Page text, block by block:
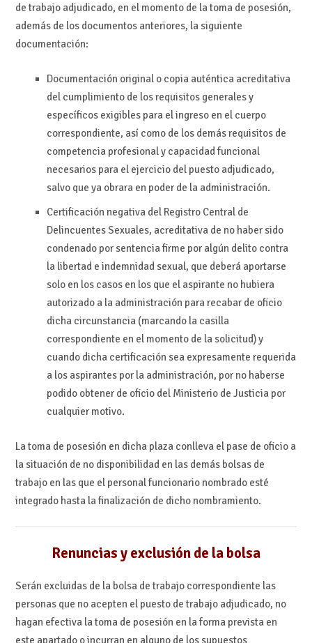
de trabajo adjudicado, en el momento de la toma de posesión,
además de los documentos anteriores, la siguiente
documentación:
Documentación original o copia auténtica acreditativa
del cumplimiento de los requisitos generales y
específicos exigibles para el ingreso en el cuerpo
correspondiente, así como de los demás requisitos de
competencia profesional y capacidad funcional
necesarios para el ejercicio del puesto adjudicado,
salvo que ya obrara en poder de la administración.
Certificación negativa del Registro Central de
Delincuentes Sexuales, acreditativa de no haber sido
condenado por sentencia firme por algún delito contra
la libertad e indemnidad sexual, que deberá aportarse
solo en los casos en los que el aspirante no hubiera
autorizado a la administración para recabar de oficio
dicha circunstancia (marcando la casilla
correspondiente en el momento de la solicitud) y
cuando dicha certificación sea expresamente requerida
a los aspirantes por la administración, por no haberse
podido obtener de oficio del Ministerio de Justicia por
cualquier motivo.
La toma de posesión en dicha plaza conlleva el pase de oficio a
la situación de no disponibilidad en las demás bolsas de
trabajo en las que el personal funcionario nombrado esté
integrado hasta la finalización de dicho nombramiento.
Renuncias y exclusión de la bolsa
Serán excluidas de la bolsa de trabajo correspondiente las
personas que no acepten el puesto de trabajo adjudicado, no
hagan efectiva la toma de posesión en la forma prevista en
este apartado o incurran en alguno de los supuestos